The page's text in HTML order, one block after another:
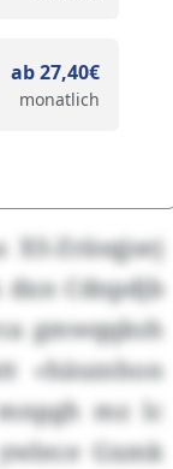
ab 27,40€
monatlich
Zräsqjsej
Cdnpdjb
gmwqqksh
«häsznhon
mz lc
Gxmk